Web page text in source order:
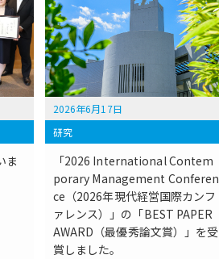
ま
2026年6月17日
研究
「2026 International Contem
porary Management Conferen
ce（2026年現代経営国際カンフ
ァレンス）」の「BEST PAPER
AWARD（最優秀論文賞）」を受
賞しました。